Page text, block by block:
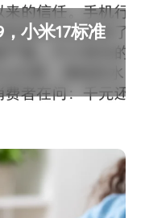
小米17标准